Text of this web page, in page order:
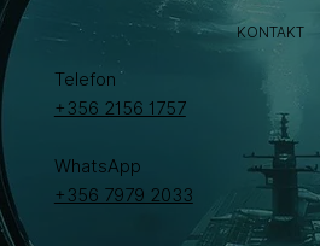
KONTAKT
Telefon
+356 2156 1757
WhatsApp
+356 7979 2033